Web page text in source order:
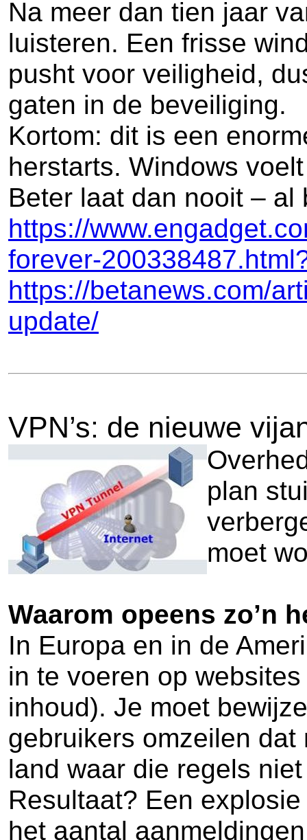
Na meer dan tien jaar
luisteren. Een frisse
pusht voor veiligheid,
gaten in de beveiliging.
Kortom: dit is een
herstarts. Windows
Beter laat dan nooit –
https://
forever-
https://betanews.com/
update/
VPN’s: de nieuwe
plan
moet
Waarom opeens zo’n
In Europa en in de
in te voeren op
inhoud). Je moet
gebruikers omzeilen
land waar die regels
Resultaat? Een
het aantal